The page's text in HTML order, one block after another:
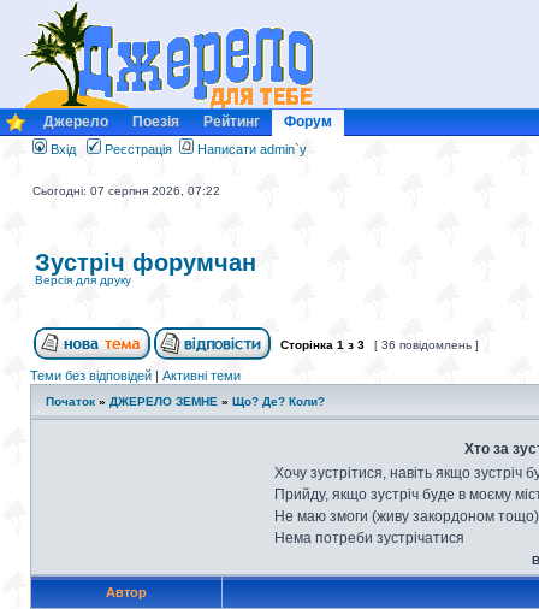
Джерело Поезія Рейтинг Форум
Вхід Реєстрація Написати admin`у
Сьогодні: 07 серпня 2026, 07:22
Зустріч форумчан
Версія для друку
Сторінка 1 з 3 [ 36 повідомлень ]
Теми без відповідей | Активні теми
Початок » ДЖЕРЕЛО ЗЕМНЕ » Що? Де? Коли?
Хто за
Хочу зустрітися, навіть якщо зустріч
Прийду, якщо зустріч буде в моєму
Не маю змоги (живу закордоном тощо)
Нема потреби зустрічатися
Автор